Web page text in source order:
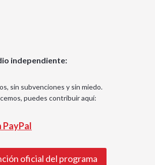
independiente:
sin subvenciones y sin miedo.
puedes contribuir aquí:
oficial del programa